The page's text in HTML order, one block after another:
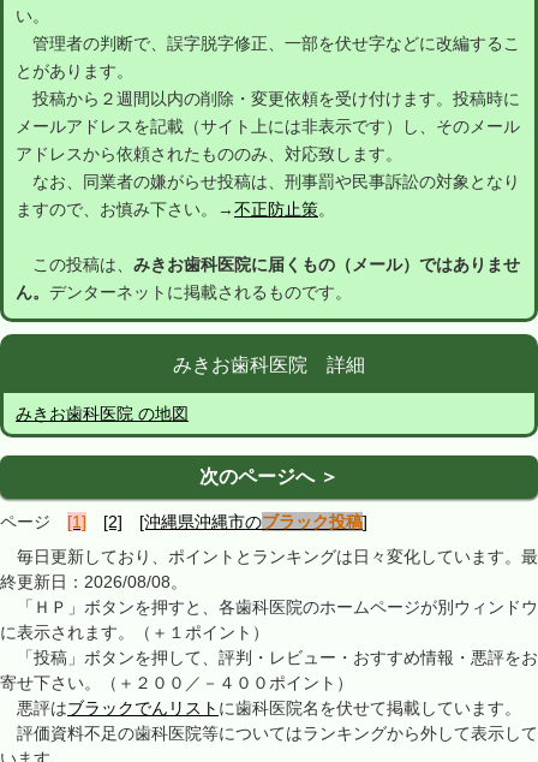
い。
管理者の判断で、誤字脱字修正、一部を伏せ字などに改編するこ
とがあります。
投稿から２週間以内の削除・変更依頼を受け付けます。投稿時に
メールアドレスを記載（サイト上には非表示です）し、そのメール
アドレスから依頼されたもののみ、対応致します。
なお、同業者の嫌がらせ投稿は、刑事罰や民事訴訟の対象となり
ますので、お慎み下さい。→不正防止策。
この投稿は、 みきお歯科医院に届くもの（メール）ではありませ
ん。 デンターネットに掲載されるものです。
みきお歯科医院 詳細
みきお歯科医院 の地図
次のページへ ＞
ページ [1] [2] [沖縄県沖縄市のブラック投稿]
毎日更新しており、ポイントとランキングは日々変化しています。最
終更新日：2026/08/08。
「ＨＰ」ボタンを押すと、各歯科医院のホームページが別ウィンドウ
に表示されます。（＋１ポイント）
「投稿」ボタンを押して、評判・レビュー・おすすめ情報・悪評をお
寄せ下さい。（＋２００／－４００ポイント）
悪評はブラックでんリスト に歯科医院名を伏せて掲載しています。
評価資料不足の歯科医院等についてはランキングから外して表示して